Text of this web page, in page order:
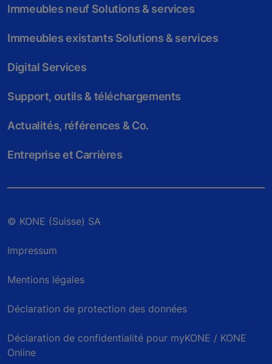
Immeubles neuf Solutions & services
Immeubles existants Solutions & services
Digital Services
Support, outils & téléchargements
Actualités, références & Co.
Entreprise et Carrières
© KONE (Suisse) SA
Impressum
Mentions légales
Déclaration de protection des données
Déclaration de confidentialité pour myKONE / KONE
Online